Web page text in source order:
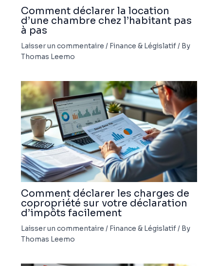
Comment déclarer la location
d’une chambre chez l’habitant pas
à pas
Laisser un commentaire / Finance & Législatif/ By
Thomas Leemo
Comment déclarer les charges de
copropriété sur votre déclaration
d’impôts facilement
Laisser un commentaire / Finance & Législatif/ By
Thomas Leemo